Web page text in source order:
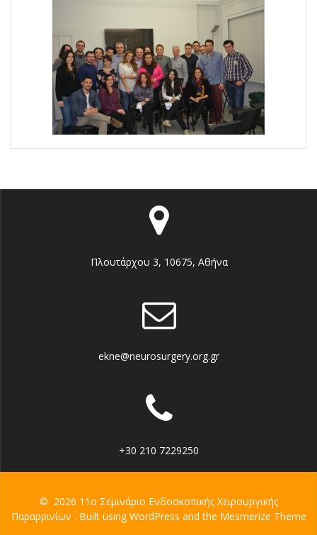
Πλουτάρχου 3, 10675, Αθήνα
ekne@neurosurgery.org.gr
+30 210 7229250
© 2026 11ο Σεμινάριο Ενδοσκοπικής Χειρουργικής
Παραρρινίων . Built using WordPress and the Mesmerize Theme